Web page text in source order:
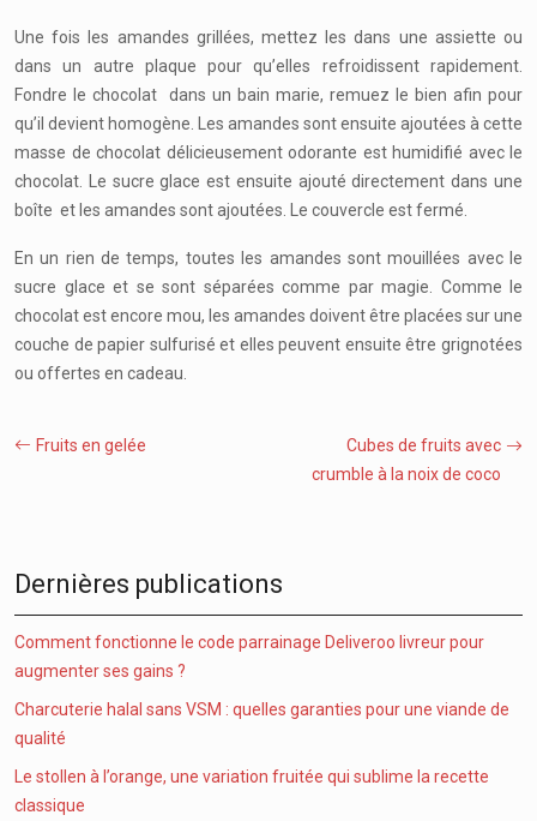
Une fois les amandes grillées, mettez les dans une assiette ou
dans un autre plaque pour qu’elles refroidissent rapidement.
Fondre le chocolat dans un bain marie, remuez le bien afin pour
qu’il devient homogène. Les amandes sont ensuite ajoutées à cette
masse de chocolat délicieusement odorante est humidifié avec le
chocolat. Le sucre glace est ensuite ajouté directement dans une
boîte et les amandes sont ajoutées. Le couvercle est fermé.
En un rien de temps, toutes les amandes sont mouillées avec le
sucre glace et se sont séparées comme par magie. Comme le
chocolat est encore mou, les amandes doivent être placées sur une
couche de papier sulfurisé et elles peuvent ensuite être grignotées
ou offertes en cadeau.
Fruits en gelée
Cubes de fruits avec
crumble à la noix de coco
Dernières publications
Comment fonctionne le code parrainage Deliveroo livreur pour
augmenter ses gains ?
Charcuterie halal sans VSM : quelles garanties pour une viande de
qualité
Le stollen à l’orange, une variation fruitée qui sublime la recette
classique